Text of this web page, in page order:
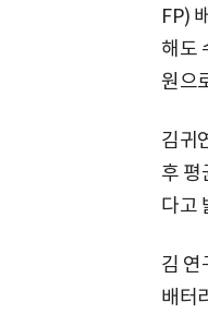
FP)
해도
원으
김귀
후 평
다고
김 연
배터